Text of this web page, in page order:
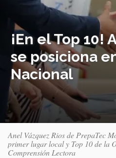
¡En el Top 10!
se posiciona
Nacional
Anel Vázquez Rios de PrepaTec
primer lugar local y Top 10 de la
Comprensión Lectora